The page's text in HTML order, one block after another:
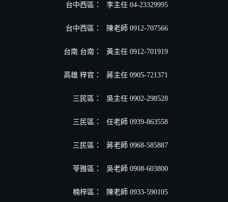
台中西區： 李主任 04-23329995
台中西區： 陳老師 0912-707566
台南 台南： 黃主任 0912-701919
高雄 梓官： 蔣主任 0905-721371
三民區： 吳主任 0902-298528
三民區： 任老師 0939-863558
三民區： 蔣老師 0968-585887
苓雅區： 吳老師 0908-603800
楠梓區： 陳老師 0933-590105